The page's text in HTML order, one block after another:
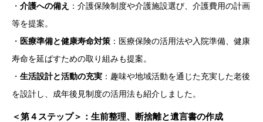
・ 介護への備え
：介護保険制度や介護施設選び、介護費用の計画
等を提案。
・ 医療準備と健康寿命対策 ：医療保険の活用法や入院準備、健康
寿命を延ばすための取り組みも提案。
・ 生活設計と活動の充実 ：趣味や地域活動を通じた充実した老後
を設計し、成年後見制度の活用法も紹介しました。
＜第４ステップ＞：生前整理、断捨離と遺言書の作成